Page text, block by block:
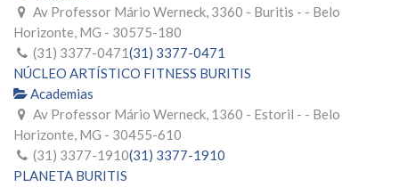
Av Professor Mário Werneck, 3360 - Buritis - - Belo
Horizonte, MG - 30575-180
(31) 3377-0471(31) 3377-0471
NÚCLEO ARTÍSTICO FITNESS BURITIS
Academias
Av Professor Mário Werneck, 1360 - Estoril - - Belo
Horizonte, MG - 30455-610
(31) 3377-1910(31) 3377-1910
PLANETA BURITIS